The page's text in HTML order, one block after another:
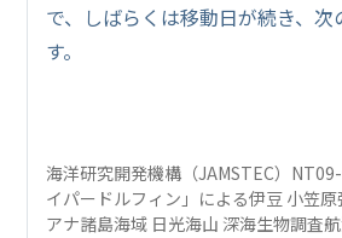
で、しばらくは移動日が続き、
す。
海洋研究開発機構（JAMSTEC）
イパードルフィン」による伊豆 小笠
アナ諸島海域 日光海山 深海生物調査